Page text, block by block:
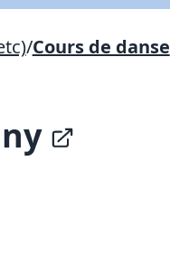
/Cours de danse